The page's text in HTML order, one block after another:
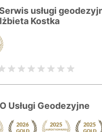
usługi
Kostka
Usługi Geodezyjne